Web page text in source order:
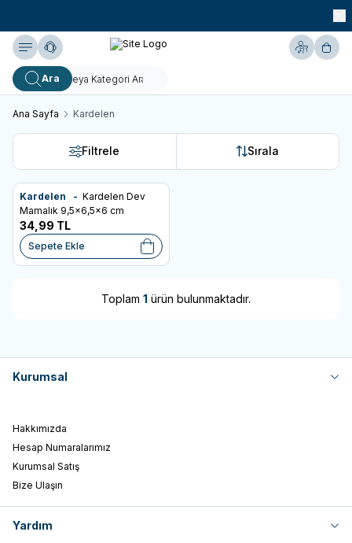
Yardım
Ara
Hesabım
Ana Sayfa Kardelen
Filtrele Sırala
Favorilere Ekle
Kardelen - Kardelen Dev
Mamalık 9,5x6,5x6 cm
34,99 TL
Sepete Ekle
Toplam 1 ürün bulunmaktadır.
Kurumsal
Hakkımızda
Hesap Numaralarımız
Kurumsal Satış
Bize Ulaşın
Yardım